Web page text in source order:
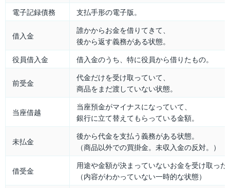
電子記録債務
支払手形の電子版。
借入金
誰かからお金を借りてきて、
後から返す義務がある状態。
役員借入金
借入金のうち、特に役員から借りたもの。
前受金
代金だけを受け取っていて、
商品をまだ渡していない状態。
当座借越
当座預金がマイナスになっていて、
銀行に立て替えてもらっている金額。
未払金
後から代金を支払う義務がある状態。
（商品以外での買掛金。未収入金の反対。）
借受金
用途や金額が決まっていないお金を受け取った
（内容がわかっていない一時的な状態）